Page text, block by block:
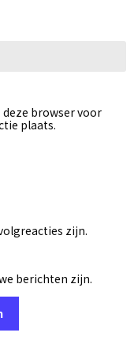
browser voor
plaats.
zijn.
berichten zijn.